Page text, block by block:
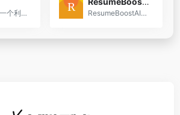
JobHire是一个利用人工智能技术自动化求职过程的平台，旨在帮助用户更高效地申请工作，并提高获得面试的机会。 ResumeBoostAI是一个在线平台，旨在帮助用户创建和优化他们的简历，以便在求职过程中脱颖而出。